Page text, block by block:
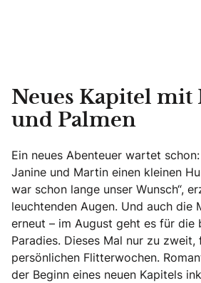
Neues Kapitel mit
und Palmen
Ein neues Abenteuer wartet
Janine und Martin einen kleinen
war schon lange unser Wunsch“,
leuchtenden Augen. Und auch die
erneut – im August geht es für die
Paradies. Dieses Mal nur zu zweit,
persönlichen Flitterwochen.
der Beginn eines neuen Kapitels